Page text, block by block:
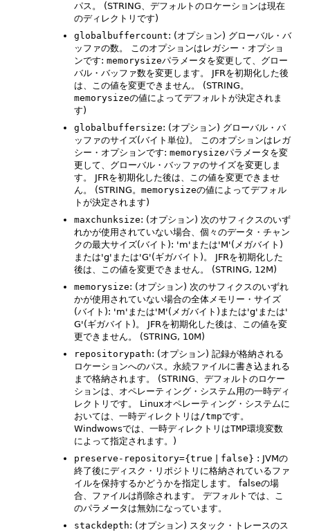
パス。
(STRING、デフォルトのロケーションは現在
のディレクトリです)
globalbuffercount: (オプション) グローバル・バ
ッファの数。
このオプションはレガシー・オプショ
ンです: memorysizeパラメータを変更して、グロー
バル・バッファ数を変更します。
JFRを初期化した後
は、この値を変更できません。
(STRING。
memorysizeの値によってデフォルトが決定されま
す)
globalbuffersize: (オプション) グローバル・バ
ッファのサイズ(バイト単位)。
このオプションはレガ
シー・オプションです: memorysizeパラメータを変
更して、グローバル・バッファのサイズを変更しま
す。
JFRを初期化した後は、この値を変更できませ
ん。
(STRING。 memorysizeの値によってデフォル
トが決定されます)
maxchunksize: (オプション) 次のサフィクスのいず
れかが使用されていない場合、個々のデータ・チャン
クの最大サイズ(バイト): 'm'または'M'(メガバイト)
または'g'または'G'(ギガバイト)。
JFRを初期化した
後は、この値を変更できません。
(STRING, 12M)
memorysize: (オプション) 次のサフィクスのいずれ
かが使用されていない場合の全体メモリー・サイズ
(バイト): 'm'または'M'(メガバイト)または'g'または'
G'(ギガバイト)。
JFRを初期化した後は、この値を変
更できません。
(STRING, 10M)
repositorypath: (オプション) 記録が格納される
ロケーションへのパス。永続ファイルに書き込まれる
まで格納されます。
(STRING、デフォルトのロケー
ションは、オペレーティング・システム用の一時ディ
レクトリです。
Linuxオペレーティング・システムに
おいては、一時ディレクトリは/tmpです。
Windwowsでは、一時ディレクトリはTMP環境変数
によって指定されます。)
preserve-repository={true false} : JVMの
終了後にディスク・リポジトリに格納されているファ
イルを保持するかどうかを指定します。
falseの場
合、ファイルは削除されます。
デフォルトでは、こ
のパラメータは無効になっています。
stackdepth: (オプション) スタック・トレースのス